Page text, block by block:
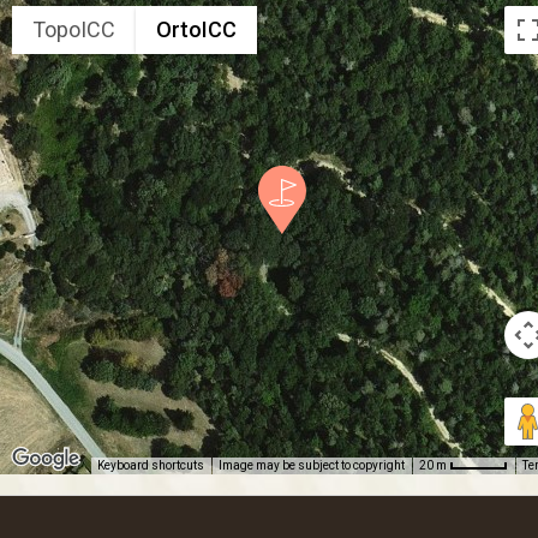
TopoICC OrtoICC
Keyboard shortcuts Image may be subject to copyright 20 m